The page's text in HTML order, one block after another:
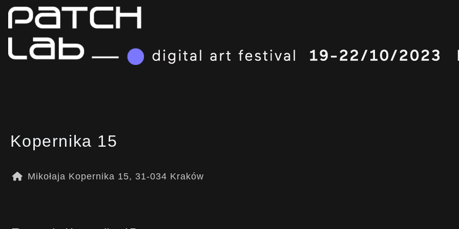
Kopernika 15
Mikołaja Kopernika 15, 31-034 Kraków